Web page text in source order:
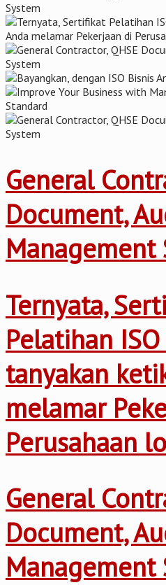
General
Document,
Management
Ternyata,
Pelatihan
tanyakan
melamar
Perusahaan
General
Document,
Management